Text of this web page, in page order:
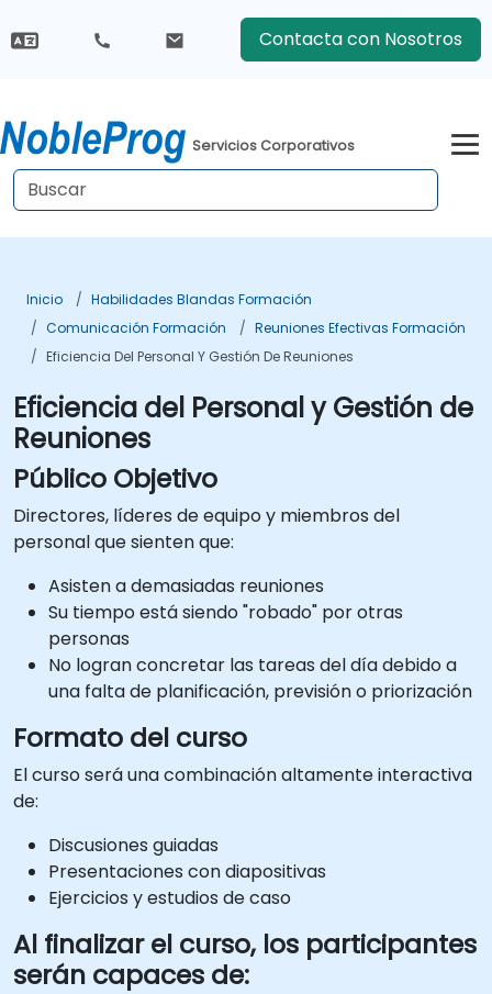
Contacta con Nosotros
Servicios Corporativos
Inicio
Habilidades Blandas Formación
Comunicación Formación
Reuniones Efectivas Formación
Eficiencia Del Personal Y Gestión De Reuniones
Eficiencia del Personal y Gestión de
Reuniones
Público Objetivo
Directores, líderes de equipo y miembros del
personal que sienten que:
Asisten a demasiadas reuniones
Su tiempo está siendo "robado" por otras
personas
No logran concretar las tareas del día debido a
una falta de planificación, previsión o priorización
Formato del curso
El curso será una combinación altamente interactiva
de:
Discusiones guiadas
Presentaciones con diapositivas
Ejercicios y estudios de caso
Al finalizar el curso, los participantes
serán capaces de: